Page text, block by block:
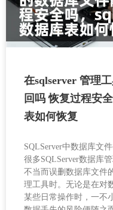
在sqlserver 管理
回吗 恢复过程安
表如何恢复
SQLServer中数据库文
很多SQLServer数据库
不当而误删数据库文件
理工具时。无论是在对
某些日常操作时，一不